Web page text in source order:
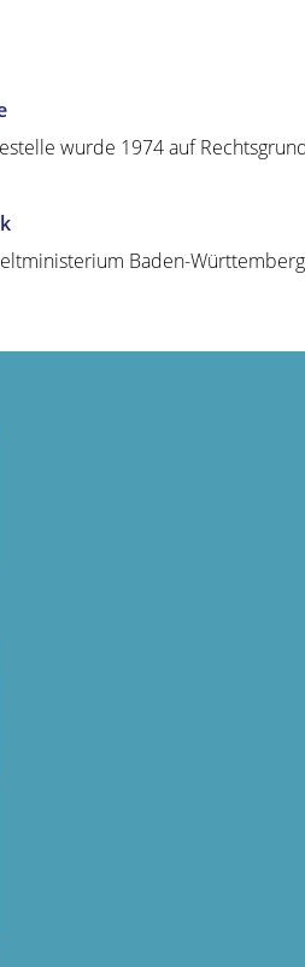
wurde 1974 auf
Baden-Württemberg